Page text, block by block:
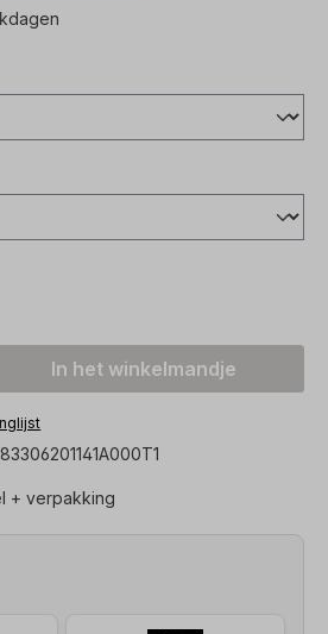
Voer de
In het winkelmandje
+ verpakking